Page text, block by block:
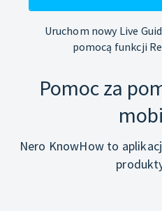
Uruchom nowy Live
pomocą funkcji
Pomoc za
Nero KnowHow to